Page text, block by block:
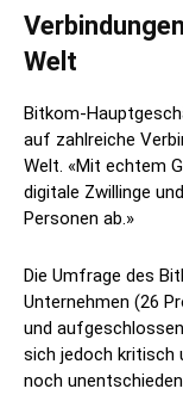
Welt
Bitkom-
auf zahlreiche
Welt. «Mit echtem
digitale Zwillinge
Personen ab.»
Die Umfrage des
Unternehmen (26
und
sich jedoch kritisch
noch